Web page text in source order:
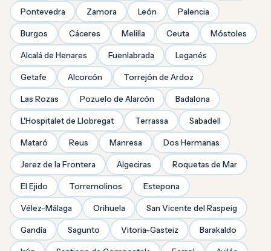
Pontevedra Zamora León Palencia
Burgos Cáceres Melilla Ceuta Móstoles
Alcalá de Henares Fuenlabrada Leganés
Getafe Alcorcón Torrejón de Ardoz
Las Rozas Pozuelo de Alarcón Badalona
L'Hospitalet de Llobregat Terrassa Sabadell
Mataró Reus Manresa Dos Hermanas
Jerez de la Frontera Algeciras Roquetas de Mar
El Ejido Torremolinos Estepona
Vélez-Málaga Orihuela San Vicente del Raspeig
Gandía Sagunto Vitoria-Gasteiz Barakaldo